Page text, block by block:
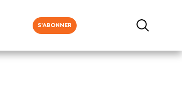
S'ABONNER